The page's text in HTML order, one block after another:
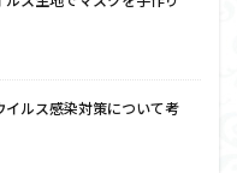
ルス感染対策について考